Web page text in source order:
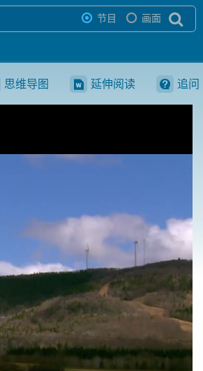
节目 画面
思维导图 延伸阅读 追问
nsbcocxbk